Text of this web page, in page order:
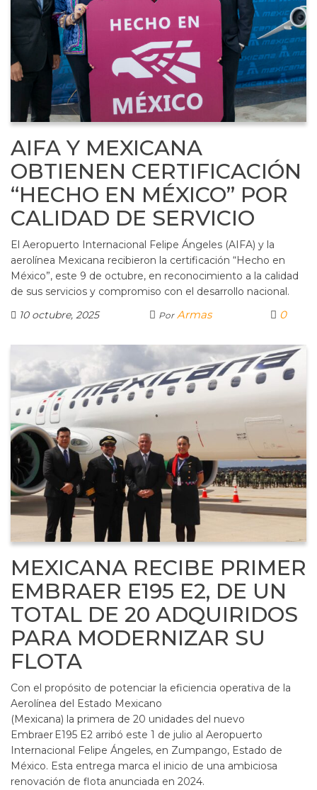
AIFA Y MEXICANA
OBTIENEN CERTIFICACIÓN
“HECHO EN MÉXICO” POR
CALIDAD DE SERVICIO
El Aeropuerto Internacional Felipe Ángeles (AIFA) y la
aerolínea Mexicana recibieron la certificación “Hecho en
México”, este 9 de octubre, en reconocimiento a la calidad
de sus servicios y compromiso con el desarrollo nacional.
10 octubre, 2025
Por Armas 0
MEXICANA RECIBE PRIMER
EMBRAER E195 E2, DE UN
TOTAL DE 20 ADQUIRIDOS
PARA MODERNIZAR SU
FLOTA
Con el propósito de potenciar la eficiencia operativa de la
Aerolínea del Estado Mexicano
(Mexicana) la primera de 20 unidades del nuevo
Embraer E195 E2 arribó este 1 de julio al Aeropuerto
Internacional Felipe Ángeles, en Zumpango, Estado de
México. Esta entrega marca el inicio de una ambiciosa
renovación de flota anunciada en 2024.